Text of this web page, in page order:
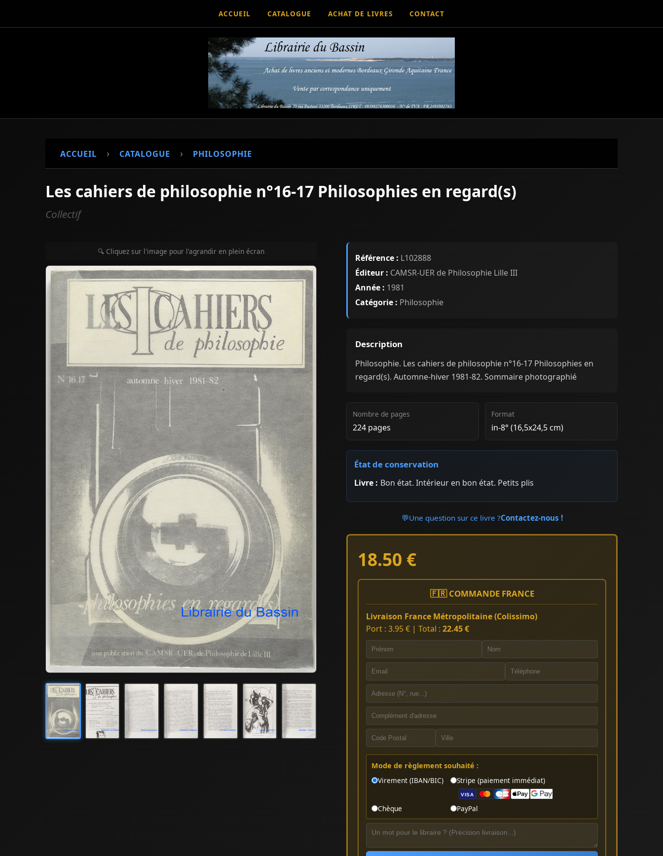
ACCUEIL CATALOGUE ACHAT DE LIVRES CONTACT
ACCUEIL › CATALOGUE › PHILOSOPHIE
Les cahiers de philosophie n°16-17 Philosophies en regard(s)
Collectif
🔍 Cliquez sur l'image pour l'agrandir en plein écran
Référence : L102888
Éditeur : CAMSR-UER de Philosophie Lille III
Année : 1981
Catégorie : Philosophie
Description
Philosophie. Les cahiers de philosophie n°16-17 Philosophies en
regard(s). Automne-hiver 1981-82. Sommaire photographié
Nombre de pages
224 pages
Format
in-8° (16,5x24,5 cm)
État de conservation
Livre : Bon état. Intérieur en bon état. Petits plis
💬Une question sur ce livre ?Contactez-nous !
18.50 €
🇫🇷 COMMANDE FRANCE
Livraison France Métropolitaine (Colissimo)
Port : 3.95 € | Total : 22.45 €
Mode de règlement souhaité :
Virement (IBAN/BIC)
Stripe (paiement immédiat)
VISA
Chèque PayPal